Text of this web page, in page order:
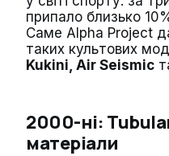
припало близько
Саме Alpha Project
таких культових
Kukini, Air Seismic
2000-ні:
матеріали